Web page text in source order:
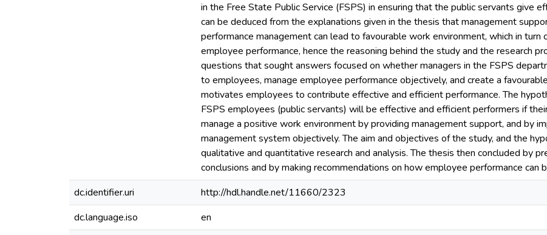
in the Free State Public Service (FSPS) in ensuring that the public servants give
can be deduced from the explanations given in the thesis that management
performance management can lead to favourable work environment, which in
employee performance, hence the reasoning behind the study and the research
questions that sought answers focused on whether managers in the FSPS
to employees, manage employee performance objectively, and create a
motivates employees to contribute effective and efficient performance. The
FSPS employees (public servants) will be effective and efficient performers if
manage a positive work environment by providing management support, and by
management system objectively. The aim and objectives of the study, and the
qualitative and quantitative research and analysis. The thesis then concluded by
conclusions and by making recommendations on how employee performance can
dc.identifier.uri
http://hdl.handle.net/11660/2323
dc.language.iso
en